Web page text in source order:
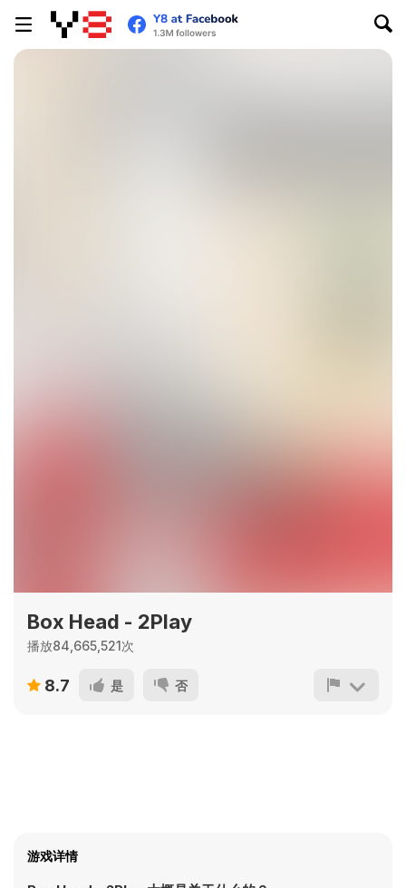
Box Head - 2Play
播放84,665,521次
8.7 是 否
游戏详情